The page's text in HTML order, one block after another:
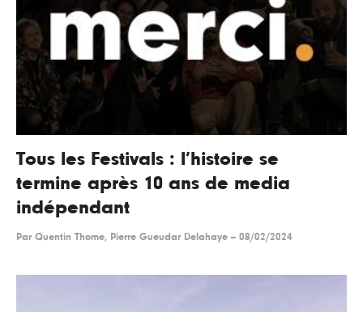
Tous les Festivals : l’histoire se
termine après 10 ans de media
indépendant
Par Quentin Thome, Pierre Gueudar Delahaye -- 08/02/2024